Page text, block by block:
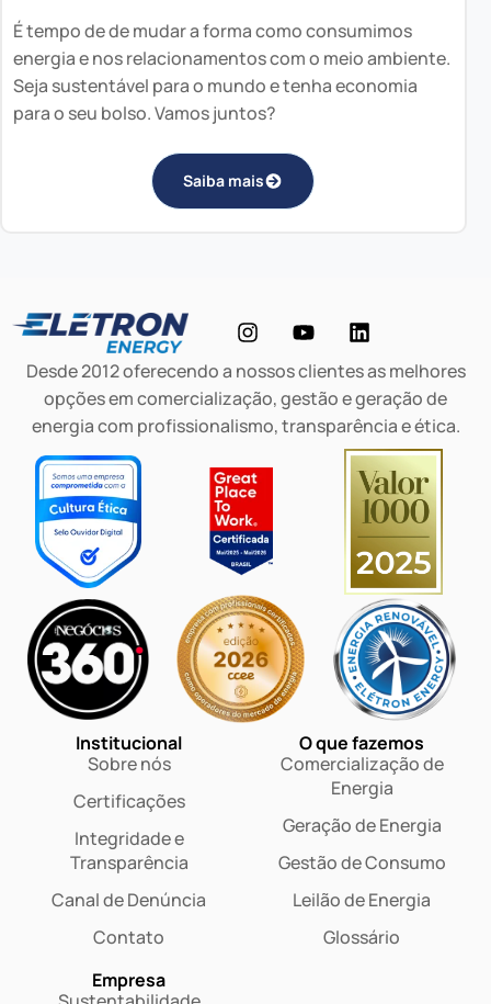
É tempo de de mudar a forma como consumimos
energia e nos relacionamentos com o meio ambiente.
Seja sustentável para o mundo e tenha economia
para o seu bolso. Vamos juntos?
Saiba mais
Desde 2012 oferecendo a nossos clientes as melhores
opções em comercialização, gestão e geração de
energia com profissionalismo, transparência e ética.
Institucional
Sobre nós
Certificações
Integridade e
Transparência
Canal de Denúncia
Contato
O que fazemos
Comercialização de
Energia
Geração de Energia
Gestão de Consumo
Leilão de Energia
Glossário
Empresa